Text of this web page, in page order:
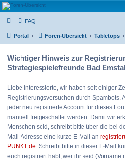
Strategiespielefreunde
Bad Emstal e.V.
Das Forum der Strategiespielefreunde Bad Emstal
FAQ
Portal Foren-Übersicht Tabletops
Wichtiger Hinweis zur
Strategiespielefreunde Bad
Liebe Interessierte, wir haben seit einiger
Registrierungsversuchen durch Spambots.
jeder neu registrierte Account für dieses
manuell freigeschaltet werden. Damit wir
Menschen seid, schreibt bitte über die bei
Mail-Adresse eine kurze E-Mail an
PUNKT de. Schreibt bitte in dieser E-Mail
euch registriert habt, wer ihr seid (Vorname